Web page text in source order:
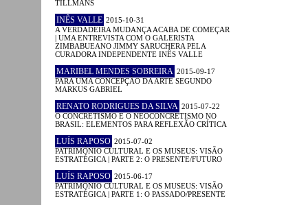
TILLMANS
INÊS VALLE 2015-10-31
A VERDADEIRA MUDANÇA ACABA DE COMEÇAR
| UMA ENTREVISTA COM O GALERISTA
ZIMBABUEANO JIMMY SARUCHERA PELA
CURADORA INDEPENDENTE INÊS VALLE
MARIBEL MENDES SOBREIRA 2015-09-17
PARA UMA CONCEPÇÃO DA ARTE SEGUNDO
MARKUS GABRIEL
RENATO RODRIGUES DA SILVA 2015-07-22
O CONCRETISMO E O NEOCONCRETISMO NO
BRASIL: ELEMENTOS PARA REFLEXÃO CRÍTICA
LUÍS RAPOSO 2015-07-02
PATRIMÓNIO CULTURAL E OS MUSEUS: VISÃO
ESTRATÉGICA | PARTE 2: O PRESENTE/FUTURO
LUÍS RAPOSO 2015-06-17
PATRIMÓNIO CULTURAL E OS MUSEUS: VISÃO
ESTRATÉGICA | PARTE 1: O PASSADO/PRESENTE